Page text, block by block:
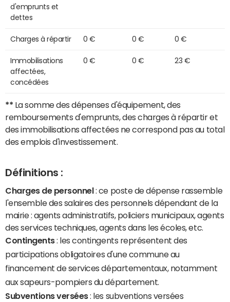
d'emprunts et
dettes
Charges à répartir 0 € 0 € 0 €
Immobilisations
affectées,
concédées
0 € 0 € 23 €
** La somme des dépenses d'équipement, des
remboursements d'emprunts, des charges à répartir et
des immobilisations affectées ne correspond pas au total
des emplois d'investissement.
Définitions :
Charges de personnel : ce poste de dépense rassemble
l'ensemble des salaires des personnels dépendant de la
mairie : agents administratifs, policiers municipaux, agents
des services techniques, agents dans les écoles, etc.
Contingents: les contingents représentent des
participations obligatoires d'une commune au
financement de services départementaux, notamment
aux sapeurs-pompiers du département.
Subventions versées: les subventions versées